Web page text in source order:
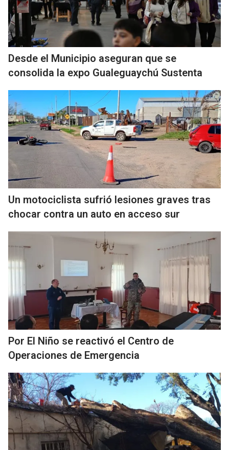
Desde el Municipio aseguran que se
consolida la expo Gualeguaychú Sustenta
Un motociclista sufrió lesiones graves tras
chocar contra un auto en acceso sur
Por El Niño se reactivó el Centro de
Operaciones de Emergencia